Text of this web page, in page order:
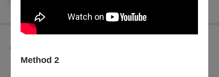
Method 2
節目介紹